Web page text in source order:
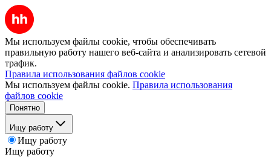
Мы используем файлы cookie, чтобы обеспечивать
правильную работу нашего веб-сайта и анализировать сетевой
трафик.
Правила использования файлов cookie
Мы используем файлы cookie. Правила использования
файлов cookie
Понятно
Ищу работу
Ищу работу
Ищу работу